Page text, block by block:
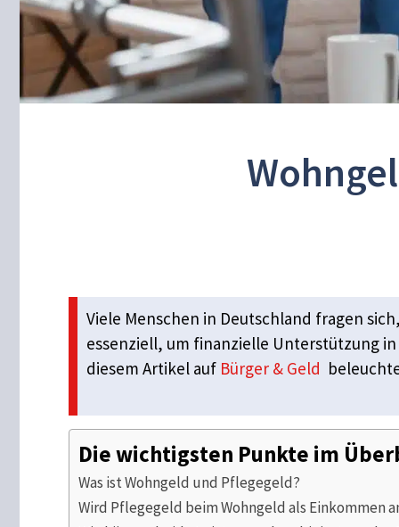
Viele Menschen in Deutschland fragen
essenziell, um finanzielle Unterstützung
diesem Artikel auf Bürger & Geld
Die wichtigsten Punkte im
Was ist Wohngeld und Pflegegeld?
Wird Pflegegeld beim Wohngeld als Einkommen